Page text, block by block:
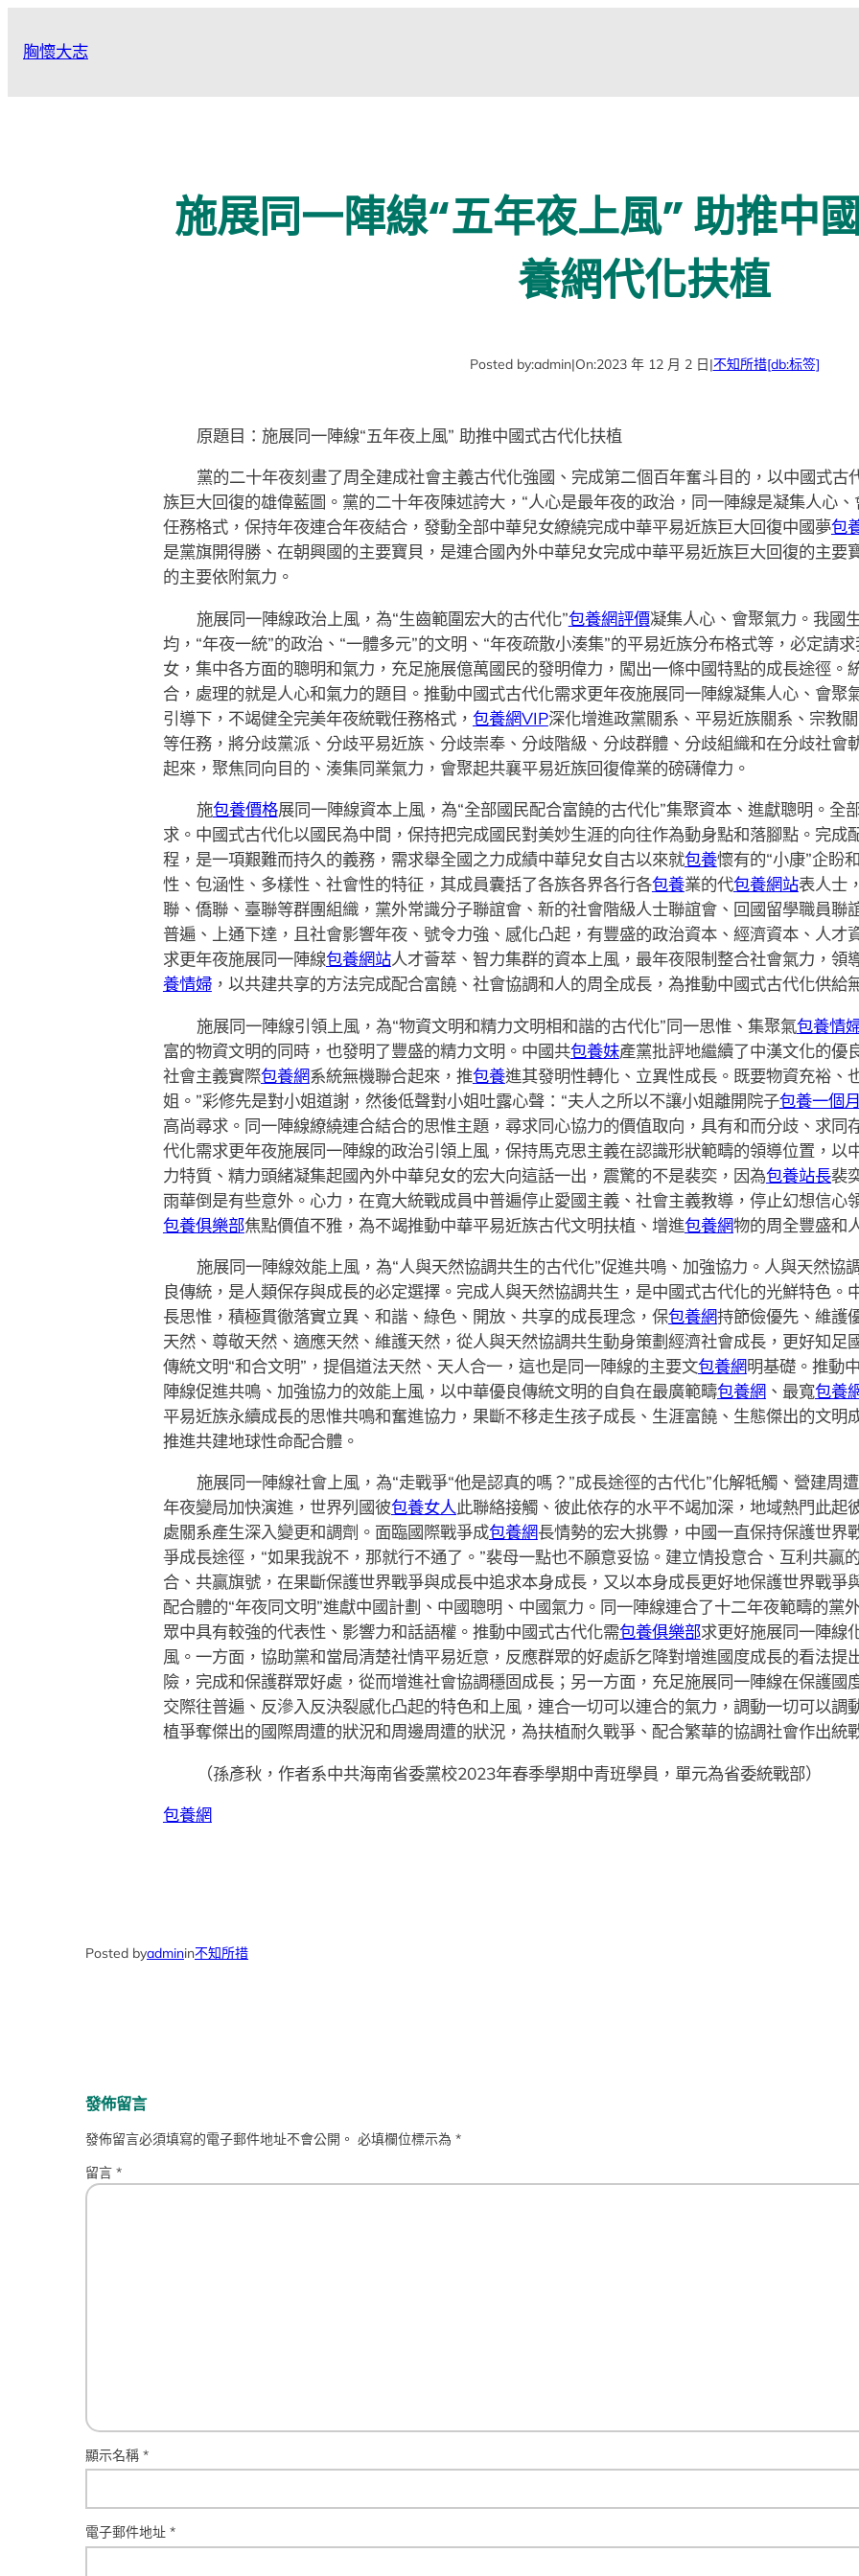
胸懷大志
施展同一陣線“五年夜上風” 助推中
養網代化扶植
Posted by:admin|On:2023 年 12 月 2 日|不知所措[db:标签]
原題目：施展同一陣線“五年夜上風” 助推中國式古代化扶植
黨的二十年夜刻畫了周全建成社會主義古代化強國、完成第二個百年奮斗目的，以中國式古
族巨大回復的雄偉藍圖。黨的二十年夜陳述誇大，“人心是最年夜的政治，同一陣線是凝集人心
任務格式，保持年夜連合年夜結合，發動全部中華兒女繚繞完成中華平易近族巨大回復中國夢包
是黨旗開得勝、在朝興國的主要寶貝，是連合國內外中華兒女完成中華平易近族巨大回復的主要
的主要依附氣力。
施展同一陣線政治上風，為“生齒範圍宏大的古代化”包養網評價凝集人心、會聚氣力。我國
均，“年夜一統”的政治、“一體多元”的文明、“年夜疏散小湊集”的平易近族分布格式等，必定請
女，集中各方面的聰明和氣力，充足施展億萬國民的發明偉力，闖出一條中國特點的成長途徑。
合，處理的就是人心和氣力的題目。推動中國式古代化需求更年夜施展同一陣線凝集人心、會聚
引導下，不竭健全完美年夜統戰任務格式， 包養網VIP深化增進政黨關系、平易近族關系、宗教
等任務，將分歧黨派、分歧平易近族、分歧崇奉、分歧階級、分歧群體、分歧組織和在分歧社會
起來，聚焦同向目的、湊集同業氣力，會聚起共襄平易近族回復偉業的磅礴偉力。
施包養價格展同一陣線資本上風，為“全部國民配合富饒的古代化”集聚資本、進獻聰明。全
求。中國式古代化以國民為中間，保持把完成國民對美妙生涯的向往作為動身點和落腳點。完成
程，是一項艱難而持久的義務，需求舉全國之力成績中華兒女自古以來就包養懷有的“小康”企盼
性、包涵性、多樣性、社會性的特征，其成員囊括了各族各界各行各包養業的代包養網站表人士
聯、僑聯、臺聯等群團組織，黨外常識分子聯誼會、新的社會階級人士聯誼會、回國留學職員聯
普遍、上通下達，且社會影響年夜、號令力強、感化凸起，有豐盛的政治資本、經濟資本、人才
求更年夜施展同一陣線包養網站人才薈萃、智力集群的資本上風，最年夜限制整合社會氣力，領
養情婦，以共建共享的方法完成配合富饒、社會協調和人的周全成長，為推動中國式古代化供給
施展同一陣線引領上風，為“物資文明和精力文明相和諧的古代化”同一思惟、集聚氣包養情
富的物資文明的同時，也發明了豐盛的精力文明。中國共包養妹產黨批評地繼續了中漢文化的優
社會主義實際包養網系統無機聯合起來，推包養進其發明性轉化、立異性成長。既要物資充裕、
姐。”彩修先是對小姐道謝，然後低聲對小姐吐露心聲：“夫人之所以不讓小姐離開院子包養一個
高尚尋求。同一陣線繚繞連合結合的思惟主題，尋求同心協力的價值取向，具有和而分歧、求同
代化需求更年夜施展同一陣線的政治引領上風，保持馬克思主義在認識形狀範疇的領導位置，以
力特質、精力頭緒凝集起國內外中華兒女的宏大向這話一出，震驚的不是裴奕，因為包養站長裴
雨華倒是有些意外。心力，在寬大統戰成員中普遍停止愛國主義、社會主義教導，停止幻想信心
包養俱樂部焦點價值不雅，為不竭推動中華平易近族古代文明扶植、增進包養網物的周全豐盛和
施展同一陣線效能上風，為“人與天然協調共生的古代化”促進共鳴、加強協力。人與天然協
良傳統，是人類保存與成長的必定選擇。完成人與天然協調共生，是中國式古代化的光鮮特色。
長思惟，積極貫徹落實立異、和諧、綠色、開放、共享的成長理念，保包養網持節儉優先、維護
天然、尊敬天然、適應天然、維護天然，從人與天然協調共生動身策劃經濟社會成長，更好知足
傳統文明“和合文明”，提倡道法天然、天人合一，這也是同一陣線的主要文包養網明基礎。推動
陣線促進共鳴、加強協力的效能上風，以中華優良傳統文明的自負在最廣範疇包養網 、最寬包養
平易近族永續成長的思惟共鳴和奮進協力，果斷不移走生孩子成長、生涯富饒、生態傑出的文明
推進共建地球性命配合體。
施展同一陣線社會上風，為“走戰爭“他是認真的嗎？”成長途徑的古代化”化解牴觸、營建周
年夜變局加快演進，世界列國彼包養女人此聯絡接觸、彼此依存的水平不竭加深，地域熱門此起
處關系產生深入變更和調劑。面臨國際戰爭成包養網長情勢的宏大挑釁，中國一直保持保護世界
爭成長途徑，“如果我說不，那就行不通了。”裴母一點也不願意妥協。建立情投意合、互利共贏
合、共贏旗號，在果斷保護世界戰爭與成長中追求本身成長，又以本身成長更好地保護世界戰爭
配合體的“年夜同文明”進獻中國計劃、中國聰明、中國氣力。同一陣線連合了十二年夜範疇的黨
眾中具有較強的代表性、影響力和話語權。推動中國式古代化需包養俱樂部求更好施展同一陣線
風。一方面，協助黨和當局清楚社情平易近意，反應群眾的好處訴乞降對增進國度成長的看法提
險，完成和保護群眾好處，從而增進社會協調穩固成長；另一方面，充足施展同一陣線在保護國
交際往普遍、反滲入反決裂感化凸起的特色和上風，連合一切可以連合的氣力，調動一切可以調
植爭奪傑出的國際周遭的狀況和周邊周遭的狀況，為扶植耐久戰爭、配合繁華的協調社會作出統
（孫彥秋， 作者系中共海南省委黨校2023年春季學期中青班學員，單元為省委統戰部）
包養網
Posted byadminin不知所措
發佈留言
發佈留言必須填寫的電子郵件地址不會公開。 必填欄位標示為 *
留言 *
顯示名稱 *
電子郵件地址 *